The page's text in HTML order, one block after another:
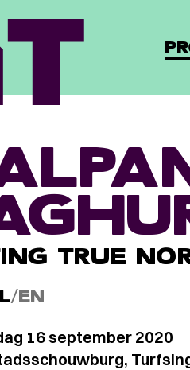
TRUE
/EN
16 september 2020